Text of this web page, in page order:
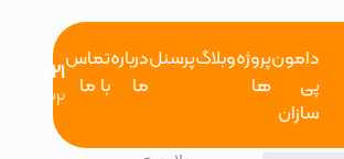
وبلاگپرسنلدربارهتماس021
26658732